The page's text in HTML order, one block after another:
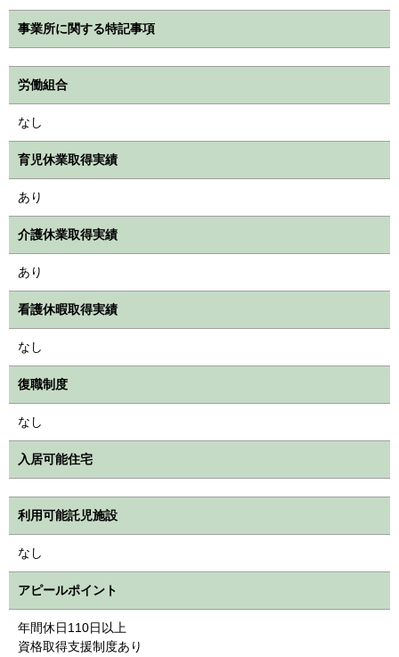
事業所に関する特記事項
労働組合
なし
育児休業取得実績
あり
介護休業取得実績
あり
看護休暇取得実績
なし
復職制度
なし
入居可能住宅
利用可能託児施設
なし
アピールポイント
年間休日110日以上
資格取得支援制度あり